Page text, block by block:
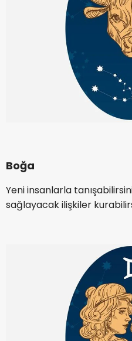
Boğa
Yeni insanlarla
sağlayacak ilişkiler